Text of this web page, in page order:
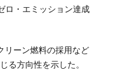
ロ・エミッション達成
リーン燃料の採用など
る方向性を示した。